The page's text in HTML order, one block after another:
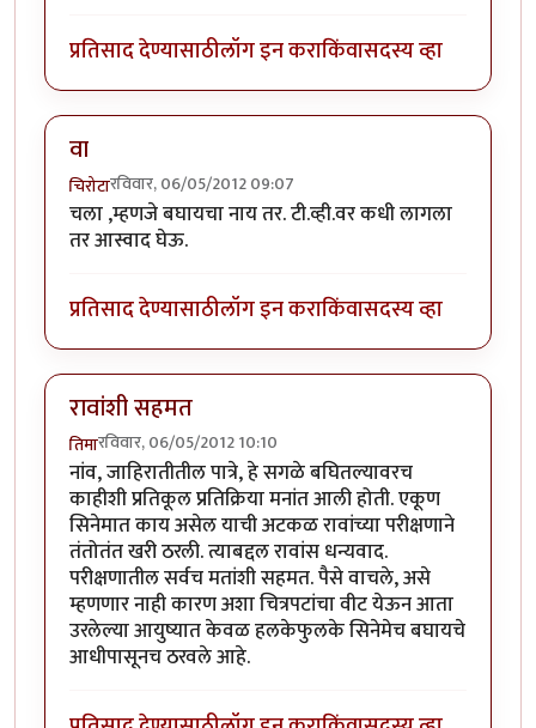
प्रतिसाद देण्यासाठीलॉग इन कराकिंवासदस्य व्हा
वा
चिरोटारविवार, 06/05/2012 09:07
चला ,म्हणजे बघायचा नाय तर. टी.व्ही.वर कधी लागला
तर आस्वाद घेऊ.
प्रतिसाद देण्यासाठीलॉग इन कराकिंवासदस्य व्हा
रावांशी सहमत
तिमारविवार, 06/05/2012 10:10
नांव, जाहिरातीतील पात्रे, हे सगळे बघितल्यावरच
काहीशी प्रतिकूल प्रतिक्रिया मनांत आली होती. एकूण
सिनेमात काय असेल याची अटकळ रावांच्या परीक्षणाने
तंतोतंत खरी ठरली. त्याबद्दल रावांस धन्यवाद.
परीक्षणातील सर्वच मतांशी सहमत. पैसे वाचले, असे
म्हणणार नाही कारण अशा चित्रपटांचा वीट येऊन आता
उरलेल्या आयुष्यात केवळ हलकेफुलके सिनेमेच बघायचे
आधीपासूनच ठरवले आहे.